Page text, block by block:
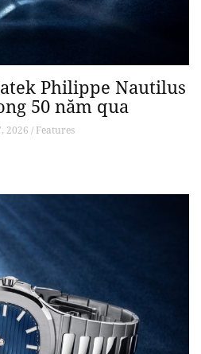
Philippe Nautilus
50 năm qua
2026 / Features